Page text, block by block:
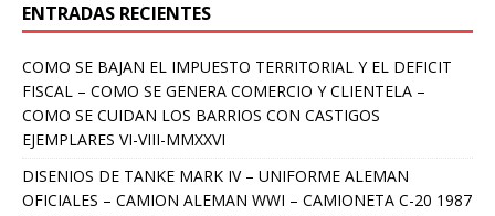
ENTRADAS RECIENTES
COMO SE BAJAN EL IMPUESTO TERRITORIAL Y EL DEFICIT
FISCAL – COMO SE GENERA COMERCIO Y CLIENTELA –
COMO SE CUIDAN LOS BARRIOS CON CASTIGOS
EJEMPLARES VI-VIII-MMXXVI
DISENIOS DE TANKE MARK IV – UNIFORME ALEMAN
OFICIALES – CAMION ALEMAN WWI – CAMIONETA C-20 1987